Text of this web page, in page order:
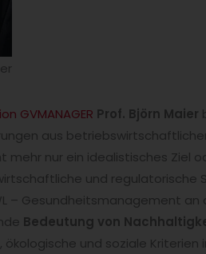
GVMANAGER Prof. Björn Maier
aus
nur ein idealistisches Ziel
und
– Gesundheitsmanagement an
Bedeutung von
und soziale Kriterien